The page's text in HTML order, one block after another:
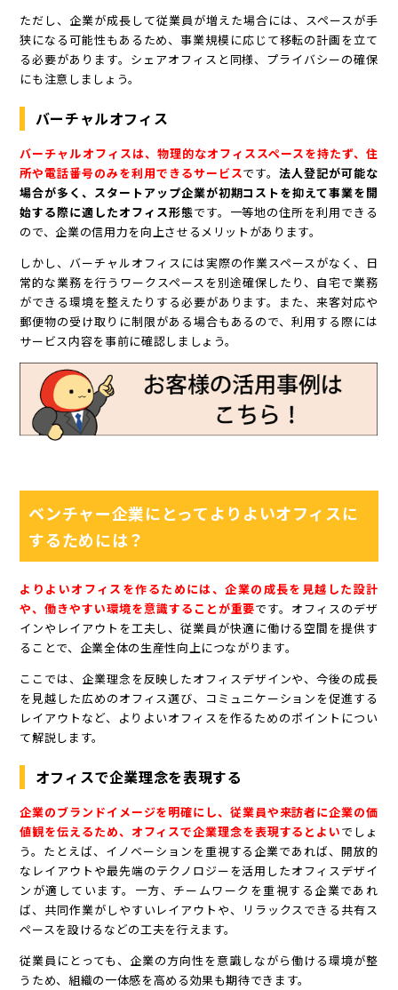
ただし、企業が成長して従業員が増えた場合には、スペースが手
狭になる可能性もあるため、事業規模に応じて移転の計画を立て
る必要があります。シェアオフィスと同様、プライバシーの確保
にも注意しましょう。
バーチャルオフィス
バーチャルオフィスは、物理的なオフィススペースを持たず、住
所や電話番号のみを利用できるサービスです。法人登記が可能な
場合が多く、スタートアップ企業が初期コストを抑えて事業を開
始する際に適したオフィス形態です。一等地の住所を利用できる
ので、企業の信用力を向上させるメリットがあります。
しかし、バーチャルオフィスには実際の作業スペースがなく、日
常的な業務を行うワークスペースを別途確保したり、自宅で業務
ができる環境を整えたりする必要があります。また、来客対応や
郵便物の受け取りに制限がある場合もあるので、利用する際には
サービス内容を事前に確認しましょう。
ベンチャー企業にとってよりよいオフィスに
するためには？
よりよいオフィスを作るためには、企業の成長を見越した設計
や、働きやすい環境を意識することが重要です。オフィスのデザ
インやレイアウトを工夫し、従業員が快適に働ける空間を提供す
ることで、企業全体の生産性向上につながります。
ここでは、企業理念を反映したオフィスデザインや、今後の成長
を見越した広めのオフィス選び、コミュニケーションを促進する
レイアウトなど、よりよいオフィスを作るためのポイントについ
て解説します。
オフィスで企業理念を表現する
企業のブランドイメージを明確にし、従業員や来訪者に企業の価
値観を伝えるため、オフィスで企業理念を表現するとよいでしょ
う。たとえば、イノベーションを重視する企業であれば、開放的
なレイアウトや最先端のテクノロジーを活用したオフィスデザイ
ンが適しています。一方、チームワークを重視する企業であれ
ば、共同作業がしやすいレイアウトや、リラックスできる共有ス
ペースを設けるなどの工夫を行えます。
従業員にとっても、企業の方向性を意識しながら働ける環境が整
うため、組織の一体感を高める効果も期待できます。